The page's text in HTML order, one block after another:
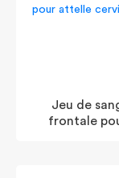
Jeu de
frontale